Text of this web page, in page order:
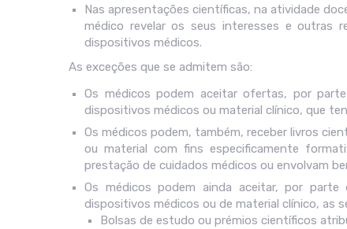
Nas apresentações científicas, na atividade
médico revelar os seus interesses e outras
dispositivos médicos.
As exceções que se admitem são:
Os médicos podem aceitar ofertas, por
dispositivos médicos ou material clínico, que
Os médicos podem, também, receber livros
ou material com fins especificamente
prestação de cuidados médicos ou envolvam
Os médicos podem ainda aceitar, por
dispositivos médicos ou de material clínico, as
Bolsas de estudo ou prémios científicos